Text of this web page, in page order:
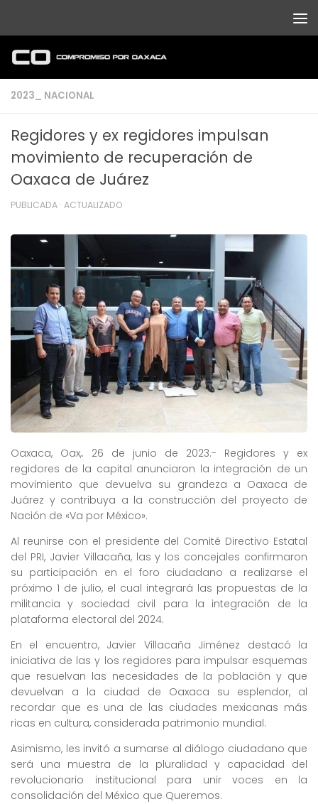
2023_ NACIONAL
Regidores y ex regidores impulsan
movimiento de recuperación de
Oaxaca de Juárez
PUBLICADA · ACTUALIZADO
Oaxaca, Oax,. 26 de junio de 2023.- Regidores y ex
regidores de la capital anunciaron la integración de un
movimiento que devuelva su grandeza a Oaxaca de
Juárez y contribuya a la construcción del proyecto de
Nación de «Va por México».
Al reunirse con el presidente del Comité Directivo Estatal
del PRI, Javier Villacaña, las y los concejales confirmaron
su participación en el foro ciudadano a realizarse el
próximo 1 de julio, el cual integrará las propuestas de la
militancia y sociedad civil para la integración de la
plataforma electoral del 2024.
En el encuentro, Javier Villacaña Jiménez destacó la
iniciativa de las y los regidores para impulsar esquemas
que resuelvan las necesidades de la población y que
devuelvan a la ciudad de Oaxaca su esplendor, al
recordar que es una de las ciudades mexicanas más
ricas en cultura, considerada patrimonio mundial.
Asimismo, les invitó a sumarse al diálogo ciudadano que
será una muestra de la pluralidad y capacidad del
revolucionario institucional para unir voces en la
consolidación del México que Queremos.